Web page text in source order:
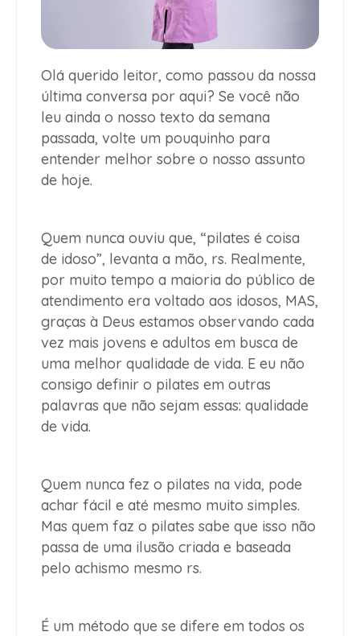
Olá querido leitor, como passou da nossa
última conversa por aqui? Se você não
leu ainda o nosso texto da semana
passada, volte um pouquinho para
entender melhor sobre o nosso assunto
de hoje.
Quem nunca ouviu que, “pilates é coisa
de idoso”, levanta a mão, rs. Realmente,
por muito tempo a maioria do público de
atendimento era voltado aos idosos, MAS,
graças à Deus estamos observando cada
vez mais jovens e adultos em busca de
uma melhor qualidade de vida. E eu não
consigo definir o pilates em outras
palavras que não sejam essas: qualidade
de vida.
Quem nunca fez o pilates na vida, pode
achar fácil e até mesmo muito simples.
Mas quem faz o pilates sabe que isso não
passa de uma ilusão criada e baseada
pelo achismo mesmo rs.
É um método que se difere em todos os